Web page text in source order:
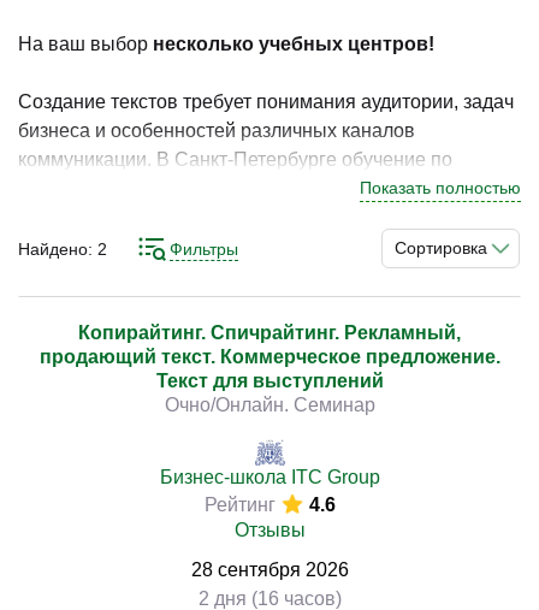
На ваш выбор несколько учебных центров!
Создание текстов требует понимания аудитории, задач
бизнеса и особенностей различных каналов
коммуникации. В Санкт-Петербурге обучение по
данному направлению актуально для специалистов,
улучшить результаты. Глубокое понимание структуры,
смыслов и подачи информации помогает выстраивать
устойчивую модель работы и достигать стабильных
показателей.
Освоение инструментов написания текстов, разработки
смыслов, работы с заголовками, адаптации под каналы
и анализа эффективности позволяет выстроить
системный подход к работе. Практические кейсы
направлены на развитие навыков и применение
инструментов в реальных проектах.
Показать полностью
Сортировка
Найдено: 2 Фильтры
Копирайтинг. Спичрайтинг. Рекламный,
продающий текст. Коммерческое предложение.
Текст для выступлений
Очно/Онлайн. Семинар
Бизнес-школа ITC Group
Рейтинг
4.6
Отзывы
28 сентября 2026
2 дня (16 часов)